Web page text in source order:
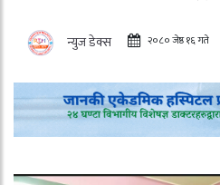
न्युज डेक्स २०८० जेष्ठ १६ गते